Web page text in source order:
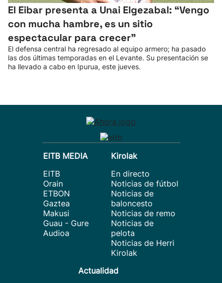
El Eibar presenta a Unai Elgezabal: “Vengo
con mucha hambre, es un sitio
espectacular para crecer”
El defensa central ha regresado al equipo armero; ha pasado
las dos últimas temporadas en el Levante. Su presentación se
ha llevado a cabo en Ipurua, este jueves.
EITB MEDIA
EITB
Orain
ETBON
Gaztea
Makusi
Guau - Gure
Audioa
Kirolak
En directo
Noticias de fútbol
Noticias de
baloncesto
Noticias de remo
Noticias de
pelota
Noticias de Herri
Kirolak
Actualidad